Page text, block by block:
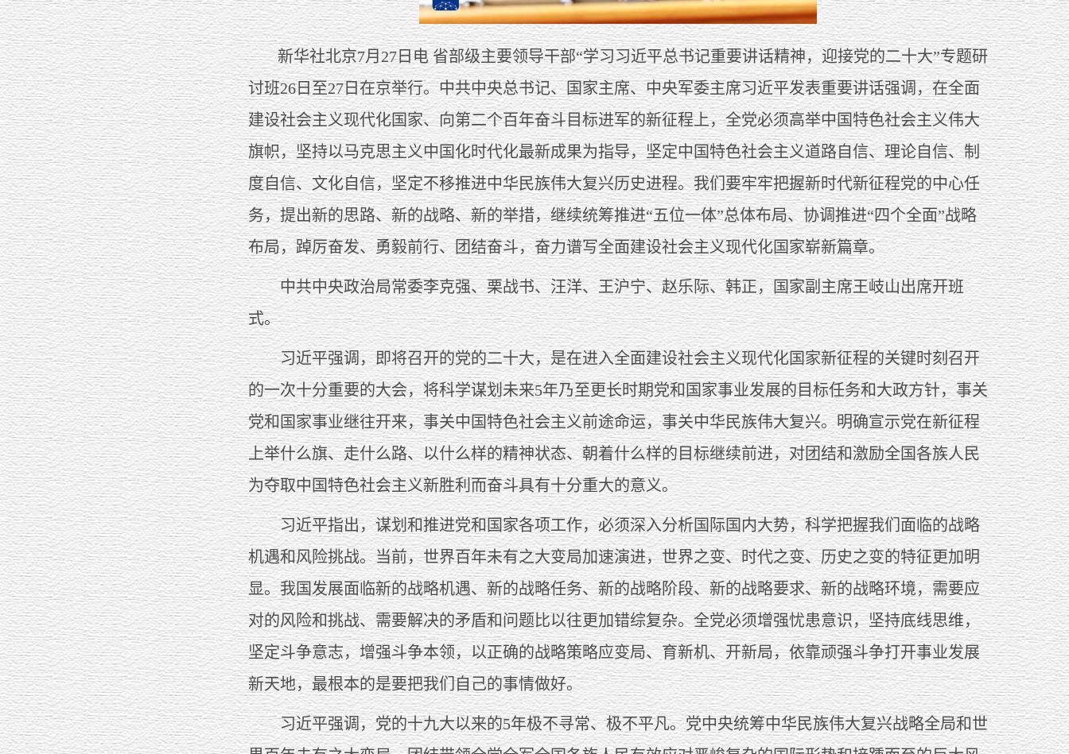
新华社北京7月27日电 省部级主要领导干部“学习习近平总书记重要讲话精神，迎接党的二十大”专题研
讨班26日至27日在京举行。中共中央总书记、国家主席、中央军委主席习近平发表重要讲话强调，在全面
建设社会主义现代化国家、向第二个百年奋斗目标进军的新征程上，全党必须高举中国特色社会主义伟大
旗帜，坚持以马克思主义中国化时代化最新成果为指导，坚定中国特色社会主义道路自信、理论自信、制
度自信、文化自信，坚定不移推进中华民族伟大复兴历史进程。我们要牢牢把握新时代新征程党的中心任
务，提出新的思路、新的战略、新的举措，继续统筹推进“五位一体”总体布局、协调推进“四个全面”战略
布局，踔厉奋发、勇毅前行、团结奋斗，奋力谱写全面建设社会主义现代化国家崭新篇章。
中共中央政治局常委李克强、栗战书、汪洋、王沪宁、赵乐际、韩正，国家副主席王岐山出席开班
式。
习近平强调，即将召开的党的二十大，是在进入全面建设社会主义现代化国家新征程的关键时刻召开
的一次十分重要的大会，将科学谋划未来5年乃至更长时期党和国家事业发展的目标任务和大政方针，事关
党和国家事业继往开来，事关中国特色社会主义前途命运，事关中华民族伟大复兴。明确宣示党在新征程
上举什么旗、走什么路、以什么样的精神状态、朝着什么样的目标继续前进，对团结和激励全国各族人民
为夺取中国特色社会主义新胜利而奋斗具有十分重大的意义。
习近平指出，谋划和推进党和国家各项工作，必须深入分析国际国内大势，科学把握我们面临的战略
机遇和风险挑战。当前，世界百年未有之大变局加速演进，世界之变、时代之变、历史之变的特征更加明
显。我国发展面临新的战略机遇、新的战略任务、新的战略阶段、新的战略要求、新的战略环境，需要应
对的风险和挑战、需要解决的矛盾和问题比以往更加错综复杂。全党必须增强忧患意识，坚持底线思维，
坚定斗争意志，增强斗争本领，以正确的战略策略应变局、育新机、开新局，依靠顽强斗争打开事业发展
新天地，最根本的是要把我们自己的事情做好。
习近平强调，党的十九大以来的5年极不寻常、极不平凡。党中央统筹中华民族伟大复兴战略全局和世